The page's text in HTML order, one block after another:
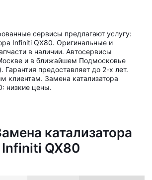
сервисы предлагают услугу:
Infiniti QX80. Оригинальные и
в наличии. Автосервисы
и в ближайшем Подмосковье
предоставляет до 2-х лет.
клиентам. Замена катализатора
низкие цены.
катализатора
Infiniti QX80